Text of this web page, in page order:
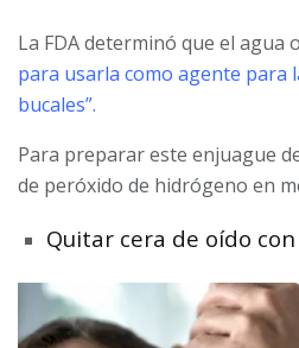
La FDA determinó que el agua
para usarla como agente para
bucales”.
Para preparar este enjuague
de peróxido de hidrógeno en
Quitar cera de oído